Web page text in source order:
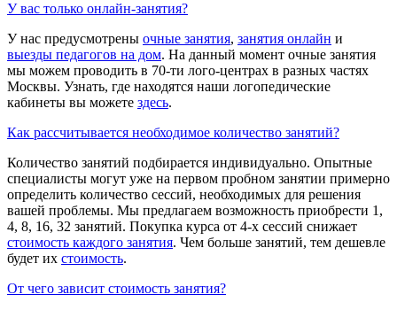
У вас только онлайн-занятия?
У нас предусмотрены очные занятия, занятия онлайн и
выезды педагогов на дом. На данный момент очные занятия
мы можем проводить в 70-ти лого-центрах в разных частях
Москвы. Узнать, где находятся наши логопедические
кабинеты вы можете здесь.
Как рассчитывается необходимое количество занятий?
Количество занятий подбирается индивидуально. Опытные
специалисты могут уже на первом пробном занятии примерно
определить количество сессий, необходимых для решения
вашей проблемы. Мы предлагаем возможность приобрести 1,
4, 8, 16, 32 занятий. Покупка курса от 4-х сессий снижает
стоимость каждого занятия. Чем больше занятий, тем дешевле
будет их стоимость.
От чего зависит стоимость занятия?